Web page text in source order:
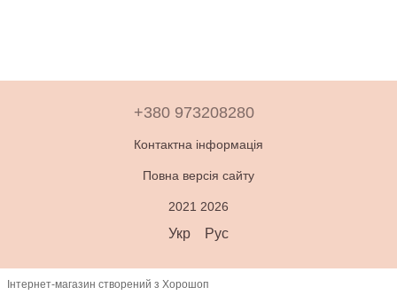
+380 973208280
Контактна інформація
Повна версія сайту
2021 2026
Укр Рус
Інтернет-магазин створений з Хорошоп